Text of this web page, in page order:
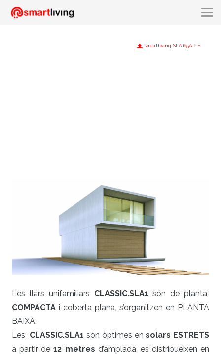
smartliving-SLA165AP-E
Les llars unifamiliars CLASSIC.SLA1 són de planta
COMPACTA i coberta plana, s’organitzen en PLANTA
BAIXA.
Les CLASSIC.SLA1 són òptimes ensolars ESTRETS
a partir de12 metres d’amplada, es distribueixen en